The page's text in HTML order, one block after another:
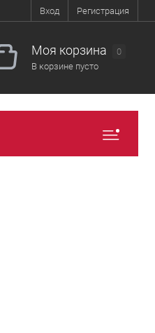
Вход Регистрация
Моя корзина
0
В корзине пусто